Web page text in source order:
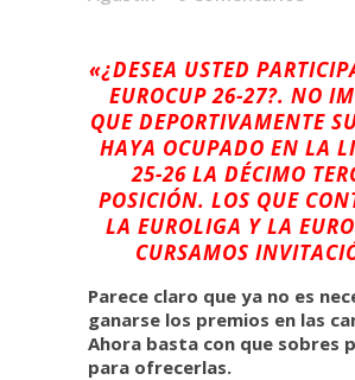
«¿DESEA USTED
EUROCUP 26-27?. NO
QUE DEPORTIVAMENTE
HAYA OCUPADO EN LA
25-26 LA DÉCIMO
POSICIÓN. LOS QUE
LA EUROLIGA Y LA
CURSAMOS
Parece claro que ya no es
ganarse los premios en las
Ahora basta con que sobres
para ofrecerlas.